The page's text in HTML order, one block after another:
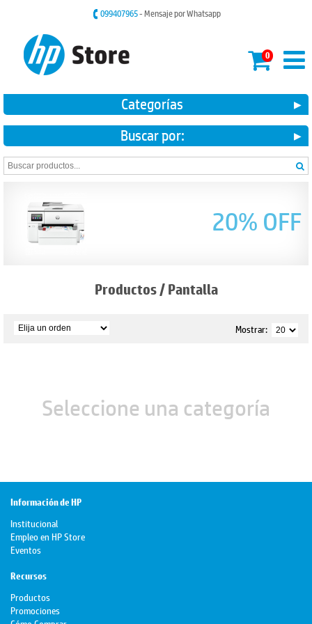
099407965- Mensaje por Whatsapp
0
Categorías
Buscar por:
20% OFF
Productos/Pantalla
Mostrar:
Seleccione una categoría
Información de HP
Institucional
Empleo en HP Store
Eventos
Recursos
Productos
Promociones